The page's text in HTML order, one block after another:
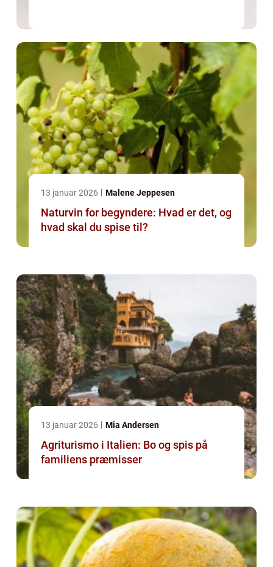
13 januar 2026 Malene Jeppesen
Naturvin for begyndere: Hvad er det, og
hvad skal du spise til?
13 januar 2026 Mia Andersen
Agriturismo i Italien: Bo og spis på
familiens præmisser